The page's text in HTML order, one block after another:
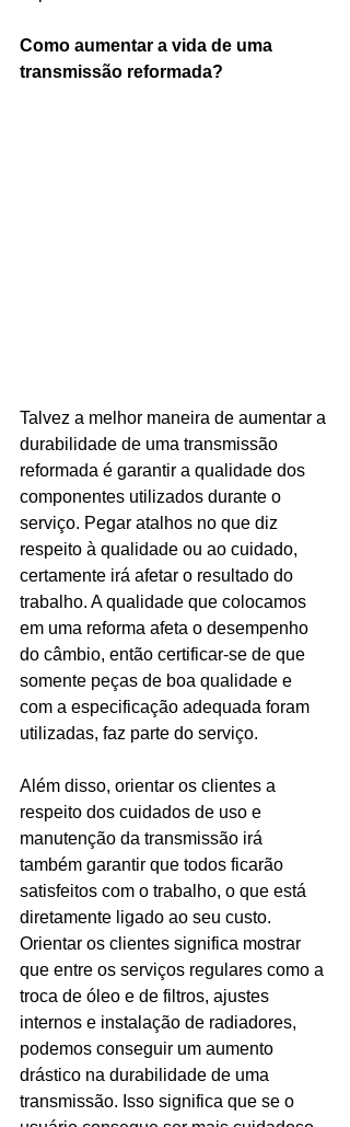
Como aumentar a vida de uma
transmissão reformada?
Talvez a melhor maneira de aumentar a
durabilidade de uma transmissão
reformada é garantir a qualidade dos
componentes utilizados durante o
serviço. Pegar atalhos no que diz
respeito à qualidade ou ao cuidado,
certamente irá afetar o resultado do
trabalho. A qualidade que colocamos
em uma reforma afeta o desempenho
do câmbio, então certificar-se de que
somente peças de boa qualidade e
com a especificação adequada foram
utilizadas, faz parte do serviço.
Além disso, orientar os clientes a
respeito dos cuidados de uso e
manutenção da transmissão irá
também garantir que todos ficarão
satisfeitos com o trabalho, o que está
diretamente ligado ao seu custo.
Orientar os clientes significa mostrar
que entre os serviços regulares como a
troca de óleo e de filtros, ajustes
internos e instalação de radiadores,
podemos conseguir um aumento
drástico na durabilidade de uma
transmissão. Isso significa que se o